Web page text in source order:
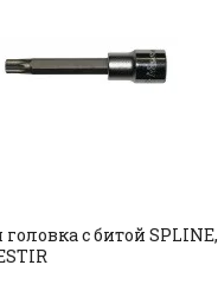
с битой SPLINE,